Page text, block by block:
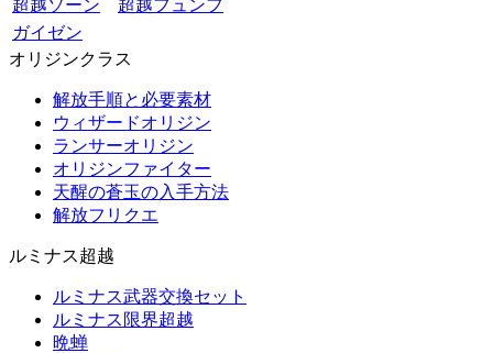
超越ソーン
超越フュンフ
ガイゼン
オリジンクラス
解放手順と必要素材
ウィザードオリジン
ランサーオリジン
オリジンファイター
天醒の蒼玉の入手方法
解放フリクエ
ルミナス超越
ルミナス武器交換セット
ルミナス限界超越
晩蝉